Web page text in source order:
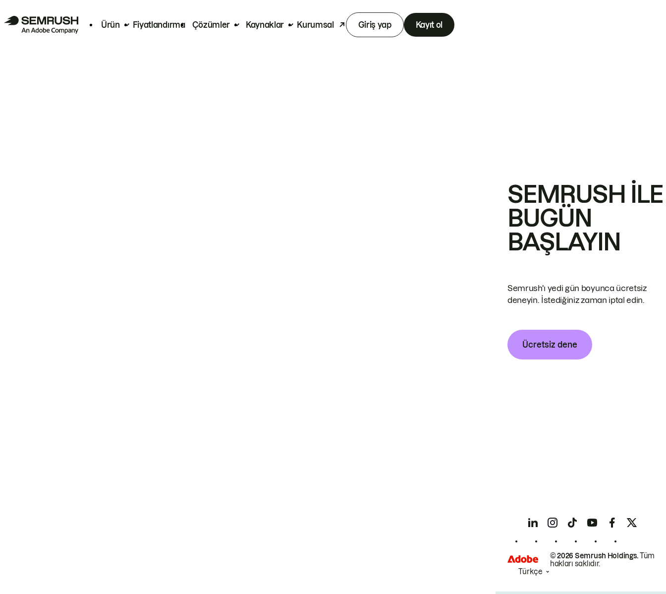
Ürün Fiyatlandırma Çözümler Kaynaklar Kurumsal Giriş yap Kayıt ol
SEMRUSH ILE
BUGÜN
BAŞLAYIN
Semrush'ı yedi gün boyunca ücretsiz
deneyin. İstediğiniz zaman iptal edin.
Ücretsiz dene
© 2026 Semrush Holdings.Tüm
hakları saklıdır.
Türkçe